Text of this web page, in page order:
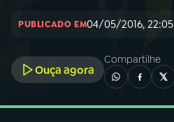
INÍCIO
A RÁDIO
03PROGRAMAÇÃO
PUBLICADO EM04/05/2016, 22:05
Ouça agora
Compartilhe